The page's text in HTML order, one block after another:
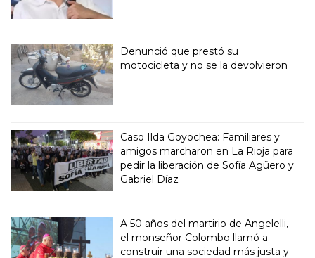
Denunció que prestó su
motocicleta y no se la devolvieron
Caso Ilda Goyochea: Familiares y
amigos marcharon en La Rioja para
pedir la liberación de Sofía Agüero y
Gabriel Díaz
A 50 años del martirio de Angelelli,
el monseñor Colombo llamó a
construir una sociedad más justa y